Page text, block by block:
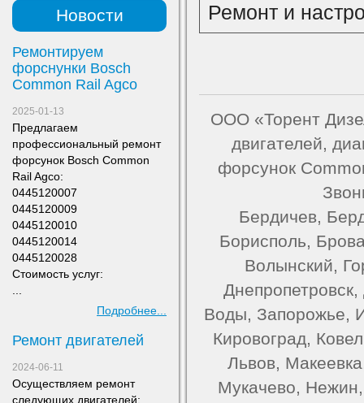
Ремонт и
ООО «Торент
двигателей,
форсунок
Бердичев,
Борисполь,
Волынский,
Воды, Запорожье,
Кировоград,
Львов,
Мукачево,
Новости
Ремонтируем
форснунки Bosch
Common Rail Agco
2025-01-13
Предлагаем
профессиональный ремонт
форсунок Bosch Common
Rail Agco:
0445120007
0445120009
0445120010
0445120014
0445120028
Стоимость услуг:
Подробнее...
Ремонт двигателей
2024-06-11
Осуществляем ремонт
следующих двигателей: